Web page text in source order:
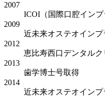
2007
ICOI（国際口腔イン
2009
近未来オステオイン
2012
恵比寿西口デンタル
2013
歯学博士号取得
2014
近未来オステオイン